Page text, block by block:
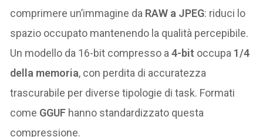
comprimere un’immagine da RAW a JPEG: riduci lo
spazio occupato mantenendo la qualità percepibile.
Un modello da 16-bit compresso a4-bit occupa 1/4
della memoria, con perdita di accuratezza
trascurabile per diverse tipologie di task. Formati
come GGUF hanno standardizzato questa
compressione.